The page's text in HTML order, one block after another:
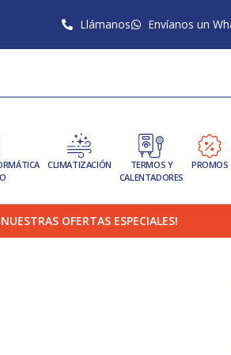
Llámanos Envíanos un
CLIMATIZACIÓN
TERMOS Y
CALENTADORES
PROMOS
OFERTAS ESPECIALES!